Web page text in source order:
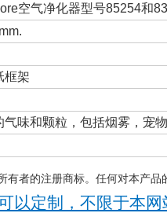
空气净化器型号85254和
框架
气味和颗粒，包括烟雾，宠
有者的注册商标。任何对本产
以定制，不限于本网